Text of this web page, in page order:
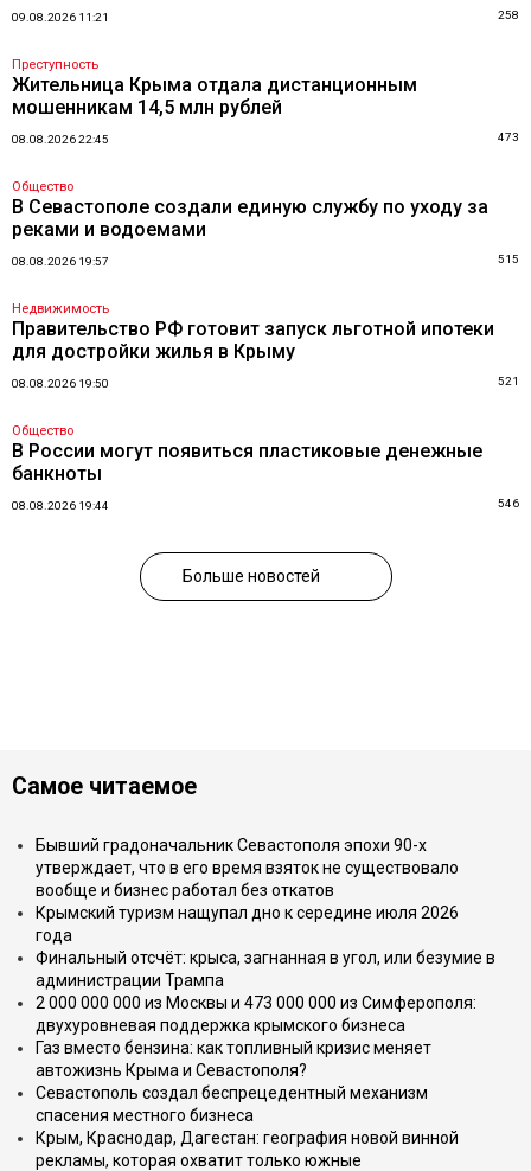
09.08.2026 11:21 258
Преступность
Жительница Крыма отдала дистанционным
мошенникам 14,5 млн рублей
08.08.2026 22:45 473
Общество
В Севастополе создали единую службу по уходу за
реками и водоемами
08.08.2026 19:57 515
Недвижимость
Правительство РФ готовит запуск льготной ипотеки
для достройки жилья в Крыму
08.08.2026 19:50 521
Общество
В России могут появиться пластиковые денежные
банкноты
08.08.2026 19:44 546
Больше новостей
Самое читаемое
Бывший градоначальник Севастополя эпохи 90-х
утверждает, что в его время взяток не существовало
вообще и бизнес работал без откатов
Крымский туризм нащупал дно к середине июля 2026
года
Финальный отсчёт: крыса, загнанная в угол, или безумие в
администрации Трампа
2 000 000 000 из Москвы и 473 000 000 из Симферополя:
двухуровневая поддержка крымского бизнеса
Газ вместо бензина: как топливный кризис меняет
автожизнь Крыма и Севастополя?
Севастополь создал беспрецедентный механизм
спасения местного бизнеса
Крым, Краснодар, Дагестан: география новой винной
рекламы, которая охватит только южные